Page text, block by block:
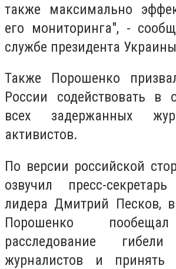
также максимально
его мониторинга", -
службе президента
Также Порошенко
России содействовать в
всех задержанных
активистов.
По версии российской
озвучил пресс-
лидера Дмитрий Песков,
Порошенко
расследование гибели
журналистов и принять